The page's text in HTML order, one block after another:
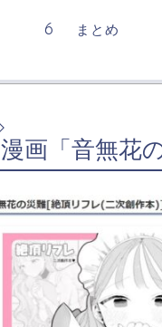
まとめ
漫画「音無花